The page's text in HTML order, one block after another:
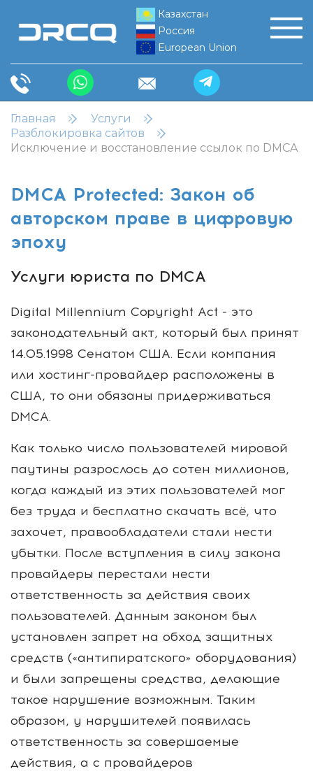
Казахстан
Россия
European Union
Главная
Услуги
Разблокировка сайтов
Исключение и восстановление ссылок по DMCA
DMCA Protected: Закон об
авторском праве в цифровую
эпоху
Услуги юриста по DMCA
Digital Millennium Copyright Act - это
законодательный акт, который был принят
14.05.1998 Сенатом США. Если компания
или хостинг-провайдер расположены в
США, то они обязаны придерживаться
DMCA.
Как только число пользователей мировой
паутины разрослось до сотен миллионов,
когда каждый из этих пользователей мог
без труда и бесплатно скачать всё, что
захочет, правообладатели стали нести
убытки. После вступления в силу закона
провайдеры перестали нести
ответственность за действия своих
пользователей. Данным законом был
установлен запрет на обход защитных
средств («антипиратского» оборудования)
и были запрещены средства, делающие
такое нарушение возможным. Таким
образом, у нарушителей появилась
ответственность за совершаемые
действия, а с провайдеров